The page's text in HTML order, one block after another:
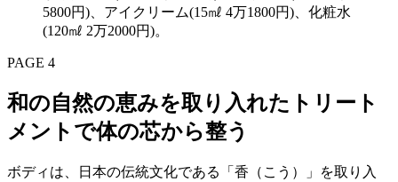
5800円)、アイクリーム(15㎖ 4万1800円)、化粧水
(120㎖ 2万2000円)。
PAGE 4
和の自然の恵みを取り入れたトリート
メントで体の芯から整う
ボディは、日本の伝統文化である「香（こう）」を取り入